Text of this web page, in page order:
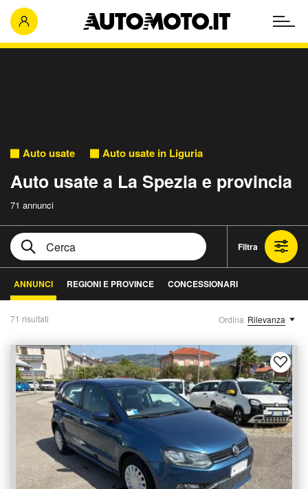
Auto usate Auto usate in Liguria
Auto usate a La Spezia e provincia
71 annunci
Filtra
ANNUNCI REGIONI E PROVINCE CONCESSIONARI
71 risultati Ordina Rilevanza